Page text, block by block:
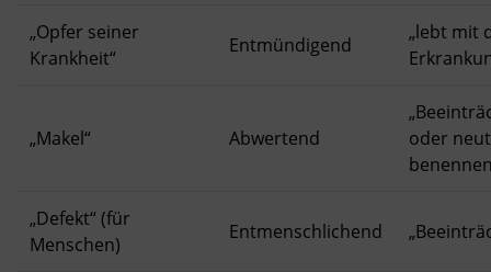
„Opfer seiner
Krankheit“
Entmündigend
„lebt mit
„Makel“ Abwertend
oder
„Defekt“ (für
Menschen)
Entmenschlichend